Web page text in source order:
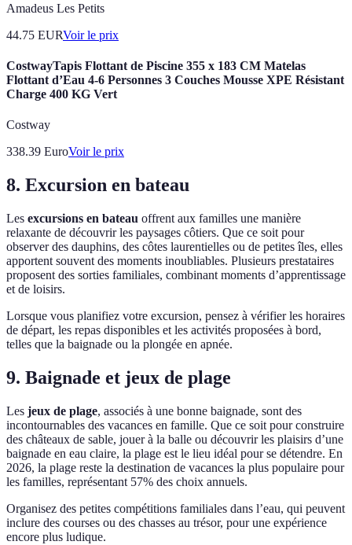
Amadeus Les Petits
44.75 EURVoir le prix
CostwayTapis Flottant de Piscine 355 x 183 CM Matelas
Flottant d’Eau 4-6 Personnes 3 Couches Mousse XPE Résistant
Charge 400 KG Vert
Costway
338.39 EuroVoir le prix
8. Excursion en bateau
Les excursions en bateau offrent aux familles une manière
relaxante de découvrir les paysages côtiers. Que ce soit pour
observer des dauphins, des côtes laurentielles ou de petites îles, elles
apportent souvent des moments inoubliables. Plusieurs prestataires
proposent des sorties familiales, combinant moments d’apprentissage
et de loisirs.
Lorsque vous planifiez votre excursion, pensez à vérifier les horaires
de départ, les repas disponibles et les activités proposées à bord,
telles que la baignade ou la plongée en apnée.
9. Baignade et jeux de plage
Les jeux de plage, associés à une bonne baignade, sont des
incontournables des vacances en famille. Que ce soit pour construire
des châteaux de sable, jouer à la balle ou découvrir les plaisirs d’une
baignade en eau claire, la plage est le lieu idéal pour se détendre. En
2026, la plage reste la destination de vacances la plus populaire pour
les familles, représentant 57% des choix annuels.
Organisez des petites compétitions familiales dans l’eau, qui peuvent
inclure des courses ou des chasses au trésor, pour une expérience
encore plus ludique.